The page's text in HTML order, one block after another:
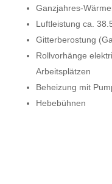
Ganzjahres-
Luftleistung ca.
Gitterberostung
Rollvorhänge
Arbeitsplätzen
Beheizung mit
Hebebühnen